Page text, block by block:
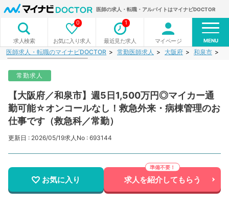
医師の求人・転職・アルバイトはマイナビDOCTOR
求人検索 お気に入り求人
0
最近見た求人
1
マイページ MENU
医師求人・転職のマイナビDOCTOR 常勤医師求人 大阪府 和泉市
常勤求人
【大阪府／和泉市】週5日1,500万円◎マイカー通
勤可能☆オンコールなし！救急外来・病棟管理のお
仕事です（救急科／常勤）
更新日 : 2026/05/19求人No : 693144
お気に入り 求人を紹介してもらう